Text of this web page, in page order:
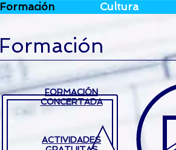
Formación Cultura
Formación
FORMACIÓN
CONCERTADA
ACTIVIDADES